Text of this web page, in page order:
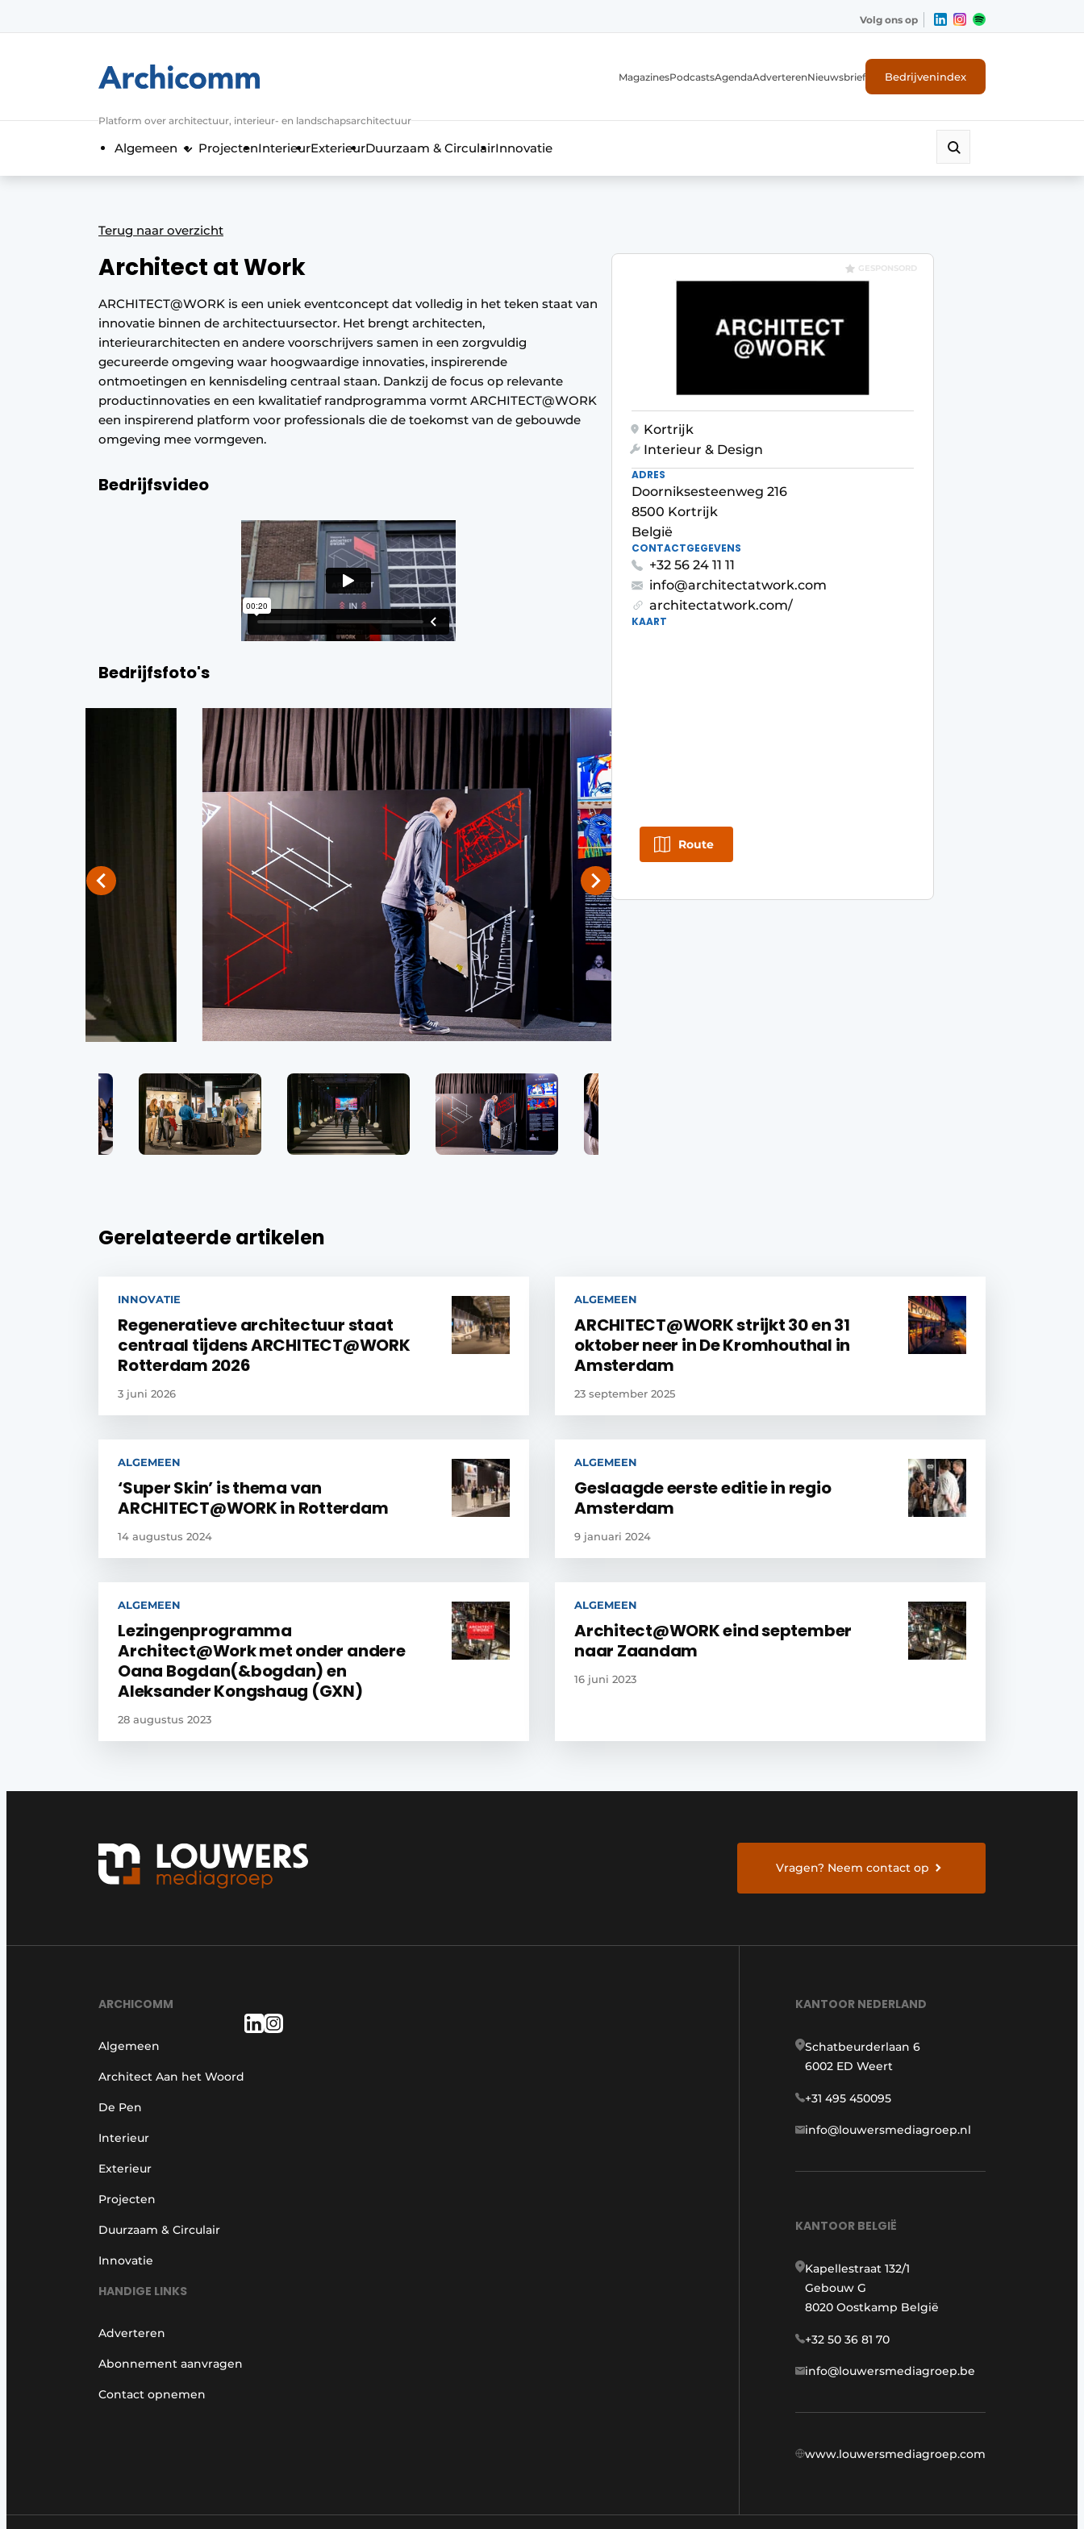
Algemene voorwaarden
Vacature aanmelden
Vacatures
Video’s
Volg ons op
Platform over architectuur, interieur- en landschapsarchitectuur
MagazinesPodcastsAgendaAdverterenNieuwsbrief Bedrijvenindex
Algemeen ProjectenInterieurExterieurDuurzaam & CirculairInnovatie
Terug naar overzicht
Architect at Work
ARCHITECT@WORK is een uniek eventconcept dat volledig in het teken staat van
innovatie binnen de architectuursector. Het brengt architecten,
interieurarchitecten en andere voorschrijvers samen in een zorgvuldig
gecureerde omgeving waar hoogwaardige innovaties, inspirerende
ontmoetingen en kennisdeling centraal staan. Dankzij de focus op relevante
productinnovaties en een kwalitatief randprogramma vormt ARCHITECT@WORK
een inspirerend platform voor professionals die de toekomst van de gebouwde
omgeving mee vormgeven.
Bedrijfsvideo
Bedrijfsfoto's
GESPONSORD
Kortrijk
Interieur & Design
ADRES
Doorniksesteenweg 216
8500 Kortrijk
België
CONTACTGEGEVENS
+32 56 24 11 11
info@architectatwork.com
architectatwork.com/
KAART
Route
Gerelateerde artikelen
INNOVATIE
Regeneratieve architectuur staat
centraal tijdens ARCHITECT@WORK
Rotterdam 2026
3 juni 2026
ALGEMEEN
ARCHITECT@WORK strijkt 30 en 31
oktober neer in De Kromhouthal in
Amsterdam
23 september 2025
ALGEMEEN
‘Super Skin’ is thema van
ARCHITECT@WORK in Rotterdam
14 augustus 2024
ALGEMEEN
Geslaagde eerste editie in regio
Amsterdam
9 januari 2024
ALGEMEEN
Lezingenprogramma
Architect@Work met onder andere
Oana Bogdan(&bogdan) en
Aleksander Kongshaug (GXN)
28 augustus 2023
ALGEMEEN
Architect@WORK eind september
naar Zaandam
16 juni 2023
Vragen? Neem contact op
ARCHICOMM
Algemeen
Architect Aan het Woord
De Pen
Interieur
Exterieur
Projecten
Duurzaam & Circulair
Innovatie
HANDIGE LINKS
Adverteren
Abonnement aanvragen
Contact opnemen
KANTOOR NEDERLAND
Schatbeurderlaan 6
6002 ED Weert
+31 495 450095
info@louwersmediagroep.nl
KANTOOR BELGIË
Kapellestraat 132/1
Gebouw G
8020 Oostkamp België
+32 50 36 81 70
info@louwersmediagroep.be
www.louwersmediagroep.com